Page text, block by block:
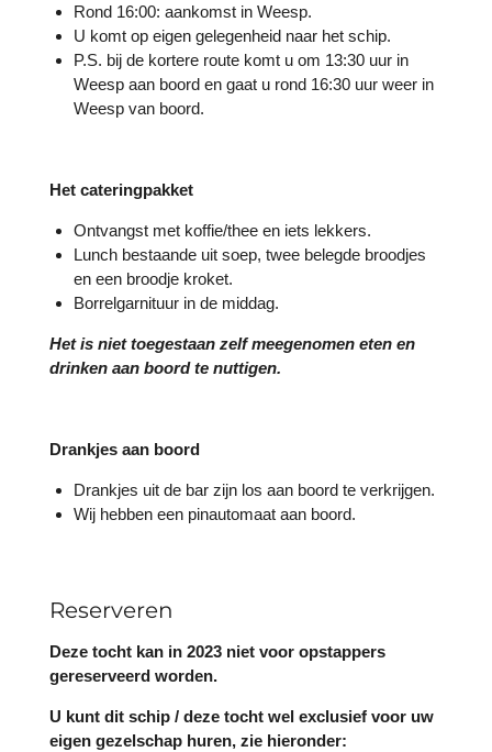
Rond 16:00: aankomst in Weesp.
U komt op eigen gelegenheid naar het schip.
P.S. bij de kortere route komt u om 13:30 uur in
Weesp aan boord en gaat u rond 16:30 uur weer in
Weesp van boord.
Het cateringpakket
Ontvangst met koffie/thee en iets lekkers.
Lunch bestaande uit soep, twee belegde broodjes
en een broodje kroket.
Borrelgarnituur in de middag.
Het is niet toegestaan zelf meegenomen eten en
drinken aan boord te nuttigen.
Drankjes aan boord
Drankjes uit de bar zijn los aan boord te verkrijgen.
Wij hebben een pinautomaat aan boord.
Reserveren
Deze tocht kan in 2023 niet voor opstappers
gereserveerd worden.
U kunt dit schip / deze tocht wel exclusief voor uw
eigen gezelschap huren, zie hieronder: